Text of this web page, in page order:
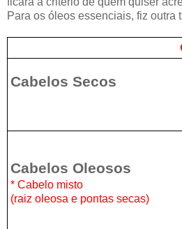
Para os óleos essenciais, fiz outra
Cabelos Secos
Cabelos Oleosos
* Cabelo misto
(raiz oleosa e pontas secas)